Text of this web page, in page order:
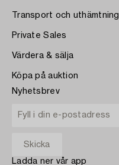
Transport och uthämtning
Private Sales
Värdera & sälja
Köpa på auktion
Nyhetsbrev
Ladda ner vår app